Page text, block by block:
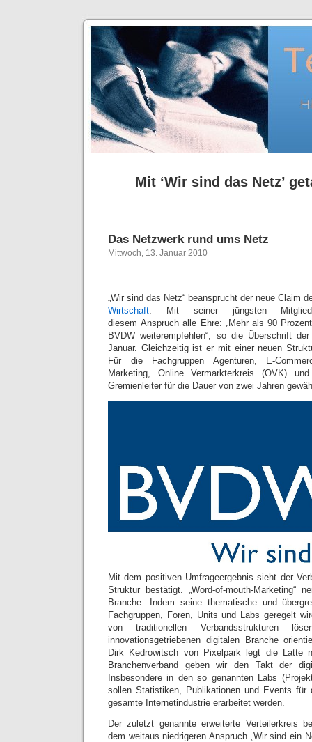
Mit ‘Wir sind das Netz’
Das Netzwerk rund ums Netz
Mittwoch, 13. Januar 2010
„Wir sind das Netz“ beansprucht der neue Claim
Wirtschaft. Mit seiner jüngsten
diesem Anspruch alle Ehre: „Mehr als 90
BVDW weiterempfehlen“, so die Überschrift
Januar. Gleichzeitig ist er mit einer neuen
Für die Fachgruppen Agenturen, E-
Marketing, Online Vermarkterkreis (OVK)
Gremienleiter für die Dauer von zwei Jahren
Mit dem positiven Umfrageergebnis sieht der
Struktur bestätigt. „Word-of-mouth-Marketing“
Branche. Indem seine thematische und
Fachgruppen, Foren, Units und Labs geregelt
von traditionellen Verbandsstrukturen
innovationsgetriebenen digitalen Branche
Dirk Kedrowitsch von Pixelpark legt die Latte
Branchenverband geben wir den Takt der
Insbesondere in den so genannten Labs
sollen Statistiken, Publikationen und Events für
gesamte Internetindustrie erarbeitet werden.
Der zuletzt genannte erweiterte Verteilerkreis
dem weitaus niedrigeren Anspruch „Wir sind ein